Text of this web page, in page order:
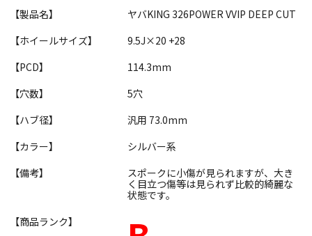
【製品名】
ヤバKING 326POWER VVIP DEEP CUT
【ホイールサイズ】
9.5J×20 +28
【PCD】
114.3mm
【穴数】
5穴
【ハブ径】
汎用 73.0mm
【カラー】
シルバー系
【備考】
スポークに小傷が見られますが、大き
く目立つ傷等は見られず比較的綺麗な
状態です。
【商品ランク】